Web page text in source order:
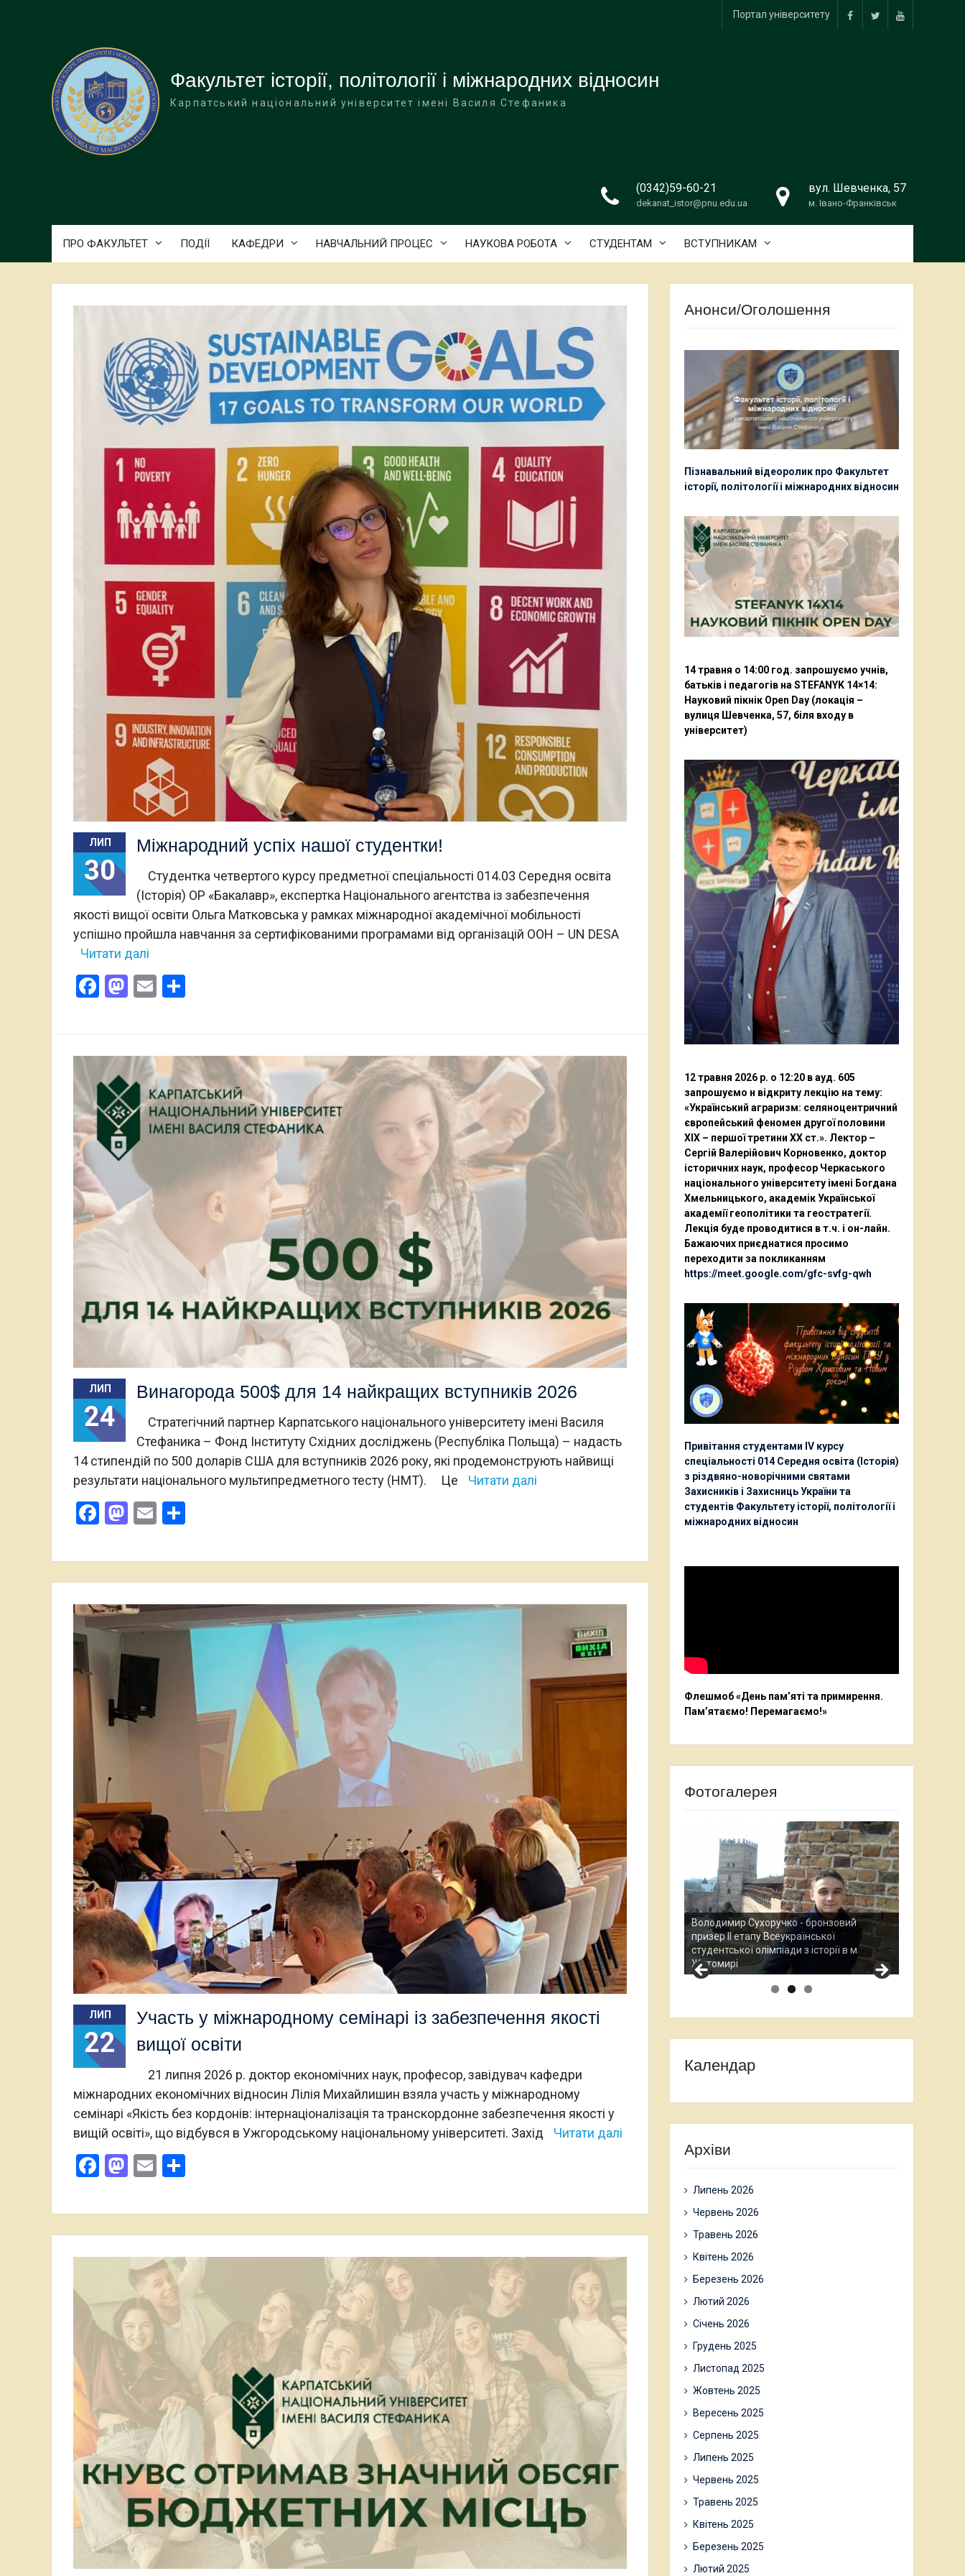
facebooktwitter youtube
Портал університету
Факультет історії, політології і міжнародних відносин
Карпатський національний університет імені Василя Стефаника
(0342)59-60-21
dekanat_istor@pnu.edu.ua
вул. Шевченка, 57
м. Івано-Франківськ
ПРО ФАКУЛЬТЕТ ПОДІЇ КАФЕДРИ НАВЧАЛЬНИЙ ПРОЦЕС НАУКОВА РОБОТА СТУДЕНТАМ ВСТУПНИКАМ
ЛИП
30
Міжнародний успіх нашої студентки!
Студентка четвертого курсу предметної спеціальності 014.03 Середня освіта
(Історія) ОР «Бакалавр», експертка Національного агентства із забезпечення
якості вищої освіти Ольга Матковська у рамках міжнародної академічної мобільності
успішно пройшла навчання за сертифікованими програмами від організацій ООН – UN DESA
Читати далі
Facebook
Mastodon
Email
ЛИП
24
Винагорода 500$ для 14 найкращих вступників 2026
Стратегічний партнер Карпатського національного університету імені Василя
Стефаника – Фонд Інституту Східних досліджень (Республіка Польща) – надасть
14 стипендій по 500 доларів США для вступників 2026 року, які продемонструють найвищі
результати національного мультипредметного тесту (НМТ). Це
Читати далі
Facebook
Mastodon
Email
ЛИП
22
Участь у міжнародному семінарі із забезпечення якості
вищої освіти
21 липня 2026 р. доктор економічних наук, професор, завідувач кафедри
міжнародних економічних відносин Лілія Михайлишин взяла участь у міжнародному
семінарі «Якість без кордонів: інтернаціоналізація та транскордонне забезпечення якості у
вищій освіті», що відбувся в Ужгородському національному університеті. Захід
Читати далі
Facebook
Mastodon
Email
Анонси/Оголошення
Пізнавальний відеоролик про Факультет
історії, політології і міжнародних відносин
14 травня о 14:00 год. запрошуємо учнів,
батьків і педагогів на STEFANYK 14×14:
Науковий пікнік Open Day (локація –
вулиця Шевченка, 57, біля входу в
університет)
12 травня 2026 р. о 12:20 в ауд. 605
запрошуємо н відкриту лекцію на тему:
«Український аграризм: селяноцентричний
європейський феномен другої половини
ХІХ – першої третини ХХ ст.». Лектор –
Сергій Валерійович Корновенко, доктор
історичних наук, професор Черкаського
національного університету імені Богдана
Хмельницького, академік Української
академії геополітики та геостратегії.
Лекція буде проводитися в т.ч. і он-лайн.
Бажаючих приєднатися просимо
переходити за покликанням
https://meet.google.com/gfc-svfg-qwh
Привітання студентами ІV курсу
спеціальності 014 Середня освіта (Історія)
з різдвяно-новорічними святами
Захисників і Захисниць України та
студентів Факультету історії, політології і
міжнародних відносин
Флешмоб «День пам’яті та примирення.
Пам’ятаємо! Перемагаємо!»
Фотогалерея
Остап Кардаш - бронзовий призер ІІ етапу
Всеукраїнської студентської олімпади з
історії в м. Житомирі
Анастасія Пиндорак -призер конкурсу
Всеукраїнського конкурсу студентських
науково-дослідницьких робіт, який
проходив у м. Переяслав-Хмельницькому
Володимир Сухоручко - бронзовий
призер ІІ етапу Всеукраїнської
студентської олімпіади з історії в м.
Житомирі
Остап Кардаш - бронзовий призер ІІ етапу
Всеукраїнської студентської олімпади з
історії в м. Житомирі
Календар
Архіви
Липень 2026
Червень 2026
Травень 2026
Квітень 2026
Березень 2026
Лютий 2026
Січень 2026
Грудень 2025
Листопад 2025
Жовтень 2025
Вересень 2025
Серпень 2025
Липень 2025
Червень 2025
Травень 2025
Квітень 2025
Березень 2025
Лютий 2025